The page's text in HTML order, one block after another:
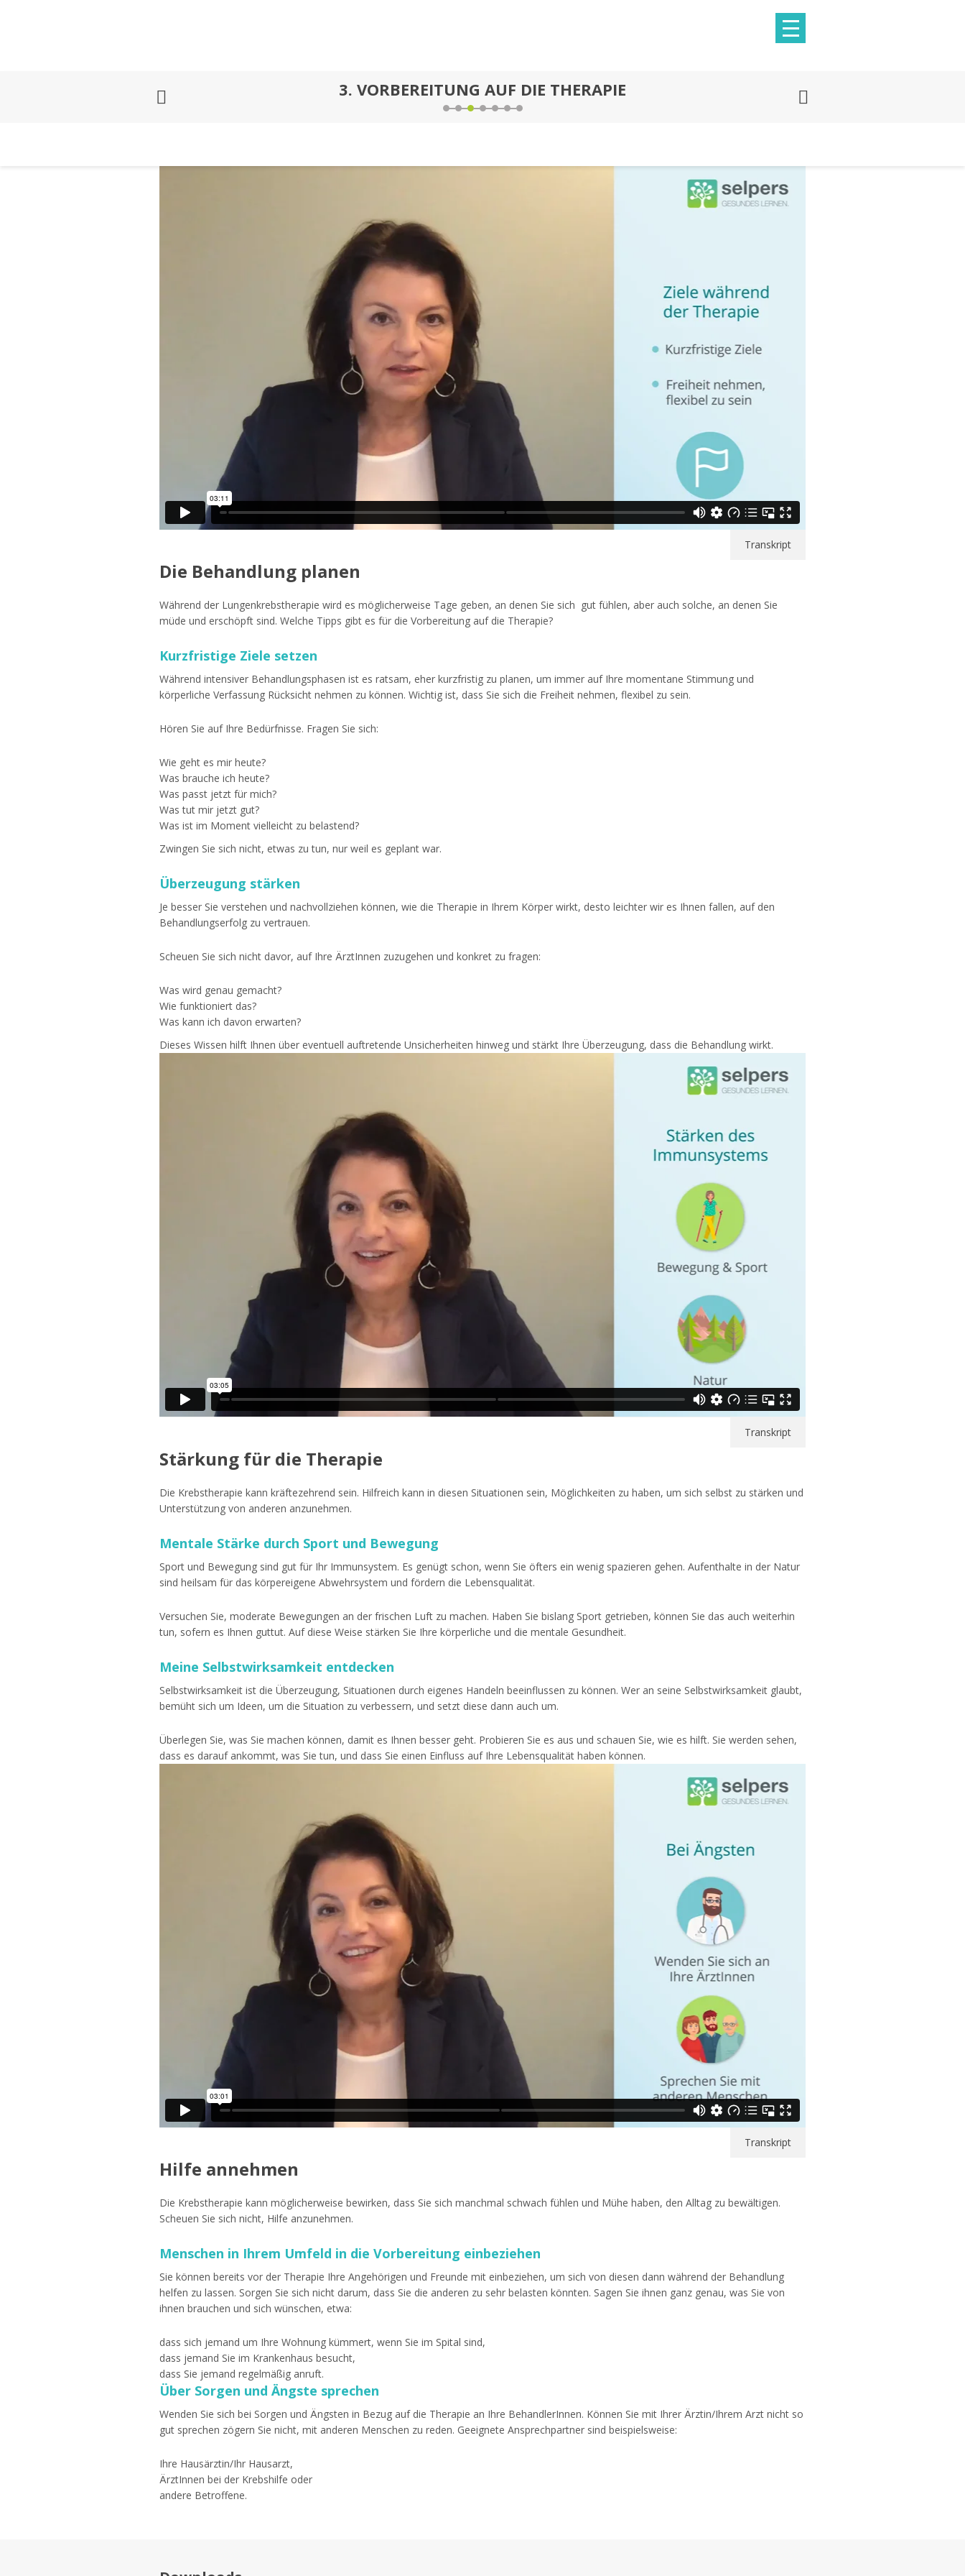
3. VORBEREITUNG AUF DIE THERAPIE
Transkript
Die Behandlung planen
Während der Lungenkrebstherapie wird es möglicherweise Tage geben, an denen Sie sich gut fühlen, aber auch solche, an denen Sie
müde und erschöpft sind. Welche Tipps gibt es für die Vorbereitung auf die Therapie?
Kurzfristige Ziele setzen
Während intensiver Behandlungsphasen ist es ratsam, eher kurzfristig zu planen, um immer auf Ihre momentane Stimmung und
körperliche Verfassung Rücksicht nehmen zu können. Wichtig ist, dass Sie sich die Freiheit nehmen, flexibel zu sein.
Hören Sie auf Ihre Bedürfnisse. Fragen Sie sich:
Wie geht es mir heute?
Was brauche ich heute?
Was passt jetzt für mich?
Was tut mir jetzt gut?
Was ist im Moment vielleicht zu belastend?
Zwingen Sie sich nicht, etwas zu tun, nur weil es geplant war.
Überzeugung stärken
Je besser Sie verstehen und nachvollziehen können, wie die Therapie in Ihrem Körper wirkt, desto leichter wir es Ihnen fallen, auf den
Behandlungserfolg zu vertrauen.
Scheuen Sie sich nicht davor, auf Ihre ÄrztInnen zuzugehen und konkret zu fragen:
Was wird genau gemacht?
Wie funktioniert das?
Was kann ich davon erwarten?
Dieses Wissen hilft Ihnen über eventuell auftretende Unsicherheiten hinweg und stärkt Ihre Überzeugung, dass die Behandlung wirkt.
Transkript
Stärkung für die Therapie
Die Krebstherapie kann kräftezehrend sein. Hilfreich kann in diesen Situationen sein, Möglichkeiten zu haben, um sich selbst zu stärken und
Unterstützung von anderen anzunehmen.
Mentale Stärke durch Sport und Bewegung
Sport und Bewegung sind gut für Ihr Immunsystem. Es genügt schon, wenn Sie öfters ein wenig spazieren gehen. Aufenthalte in der Natur
sind heilsam für das körpereigene Abwehrsystem und fördern die Lebensqualität.
Versuchen Sie, moderate Bewegungen an der frischen Luft zu machen. Haben Sie bislang Sport getrieben, können Sie das auch weiterhin
tun, sofern es Ihnen guttut. Auf diese Weise stärken Sie Ihre körperliche und die mentale Gesundheit.
Meine Selbstwirksamkeit entdecken
Selbstwirksamkeit ist die Überzeugung, Situationen durch eigenes Handeln beeinflussen zu können. Wer an seine Selbstwirksamkeit glaubt,
bemüht sich um Ideen, um die Situation zu verbessern, und setzt diese dann auch um.
Überlegen Sie, was Sie machen können, damit es Ihnen besser geht. Probieren Sie es aus und schauen Sie, wie es hilft. Sie werden sehen,
dass es darauf ankommt, was Sie tun, und dass Sie einen Einfluss auf Ihre Lebensqualität haben können.
Transkript
Hilfe annehmen
Die Krebstherapie kann möglicherweise bewirken, dass Sie sich manchmal schwach fühlen und Mühe haben, den Alltag zu bewältigen.
Scheuen Sie sich nicht, Hilfe anzunehmen.
Menschen in Ihrem Umfeld in die Vorbereitung einbeziehen
Sie können bereits vor der Therapie Ihre Angehörigen und Freunde mit einbeziehen, um sich von diesen dann während der Behandlung
helfen zu lassen. Sorgen Sie sich nicht darum, dass Sie die anderen zu sehr belasten könnten. Sagen Sie ihnen ganz genau, was Sie von
ihnen brauchen und sich wünschen, etwa:
dass sich jemand um Ihre Wohnung kümmert, wenn Sie im Spital sind,
dass jemand Sie im Krankenhaus besucht,
dass Sie jemand regelmäßig anruft.
Über Sorgen und Ängste sprechen
Wenden Sie sich bei Sorgen und Ängsten in Bezug auf die Therapie an Ihre BehandlerInnen. Können Sie mit Ihrer Ärztin/Ihrem Arzt nicht so
gut sprechen zögern Sie nicht, mit anderen Menschen zu reden. Geeignete Ansprechpartner sind beispielsweise:
Ihre Hausärztin/Ihr Hausarzt,
ÄrztInnen bei der Krebshilfe oder
andere Betroffene.